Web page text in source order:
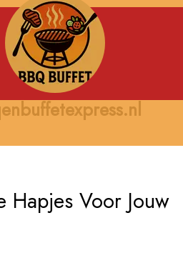
Hapjes Voor Jouw